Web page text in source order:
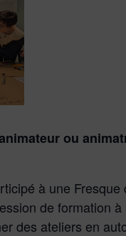
ou
à une
de formation à
des ateliers en